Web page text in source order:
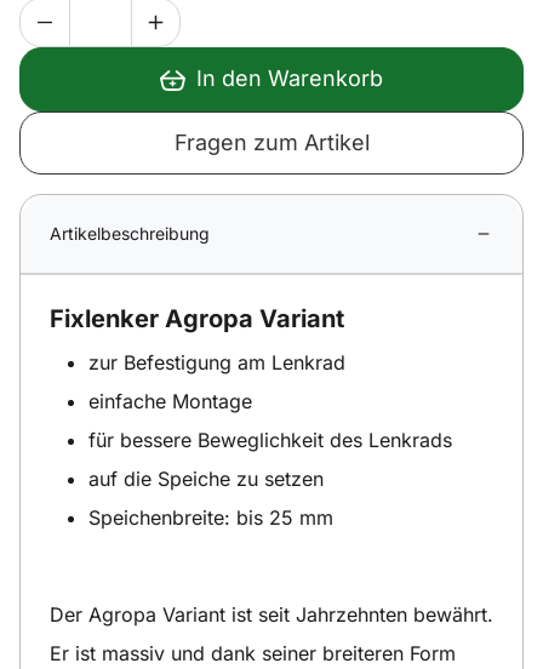
In den Warenkorb
Fragen zum Artikel
Artikelbeschreibung
Fixlenker Agropa Variant
zur Befestigung am Lenkrad
einfache Montage
für bessere Beweglichkeit des Lenkrads
auf die Speiche zu setzen
Speichenbreite: bis 25 mm
Der Agropa Variant ist seit Jahrzehnten bewährt.
Er ist massiv und dank seiner breiteren Form